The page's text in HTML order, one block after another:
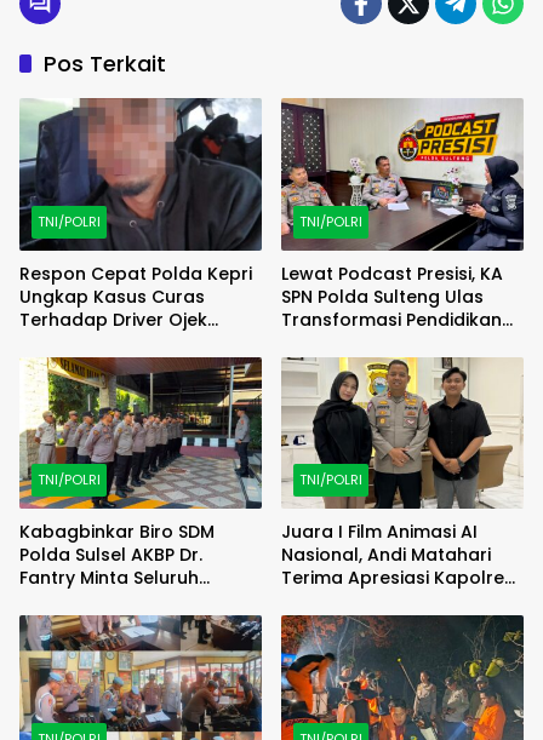
Pos Terkait
TNI/POLRI
Respon Cepat Polda Kepri
Ungkap Kasus Curas
Terhadap Driver Ojek
Berhasil Diamankan
TNI/POLRI
Lewat Podcast Presisi, KA
SPN Polda Sulteng Ulas
Transformasi Pendidikan
TNI/POLRI
Kabagbinkar Biro SDM
Polda Sulsel AKBP Dr.
Fantry Minta Seluruh
Debu
TNI/POLRI
Juara I Film Animasi AI
Nasional, Andi Matahari
Terima Apresiasi Kapolres